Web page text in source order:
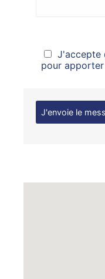
J'accepte
pour